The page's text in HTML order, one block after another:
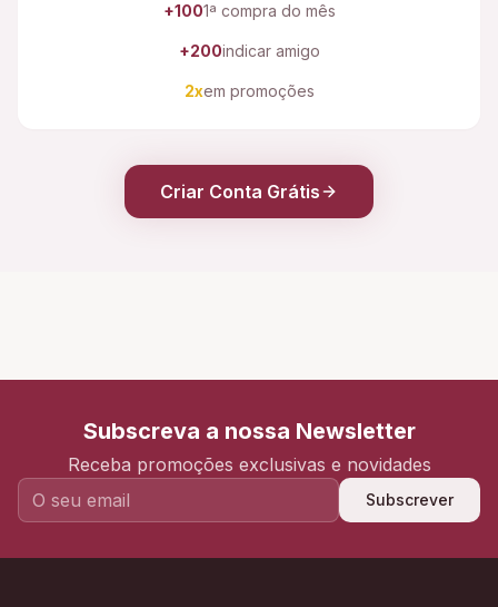
+1001ª compra do mês
+200indicar amigo
2xem promoções
Criar Conta Grátis
Subscreva a nossa Newsletter
Receba promoções exclusivas e novidades
Subscrever